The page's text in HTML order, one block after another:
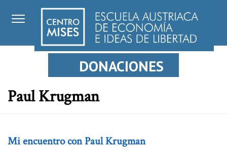
DONACIONES
Paul Krugman
Mi encuentro con Paul Krugman